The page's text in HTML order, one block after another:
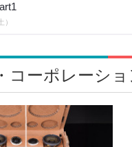
コーポレーショ